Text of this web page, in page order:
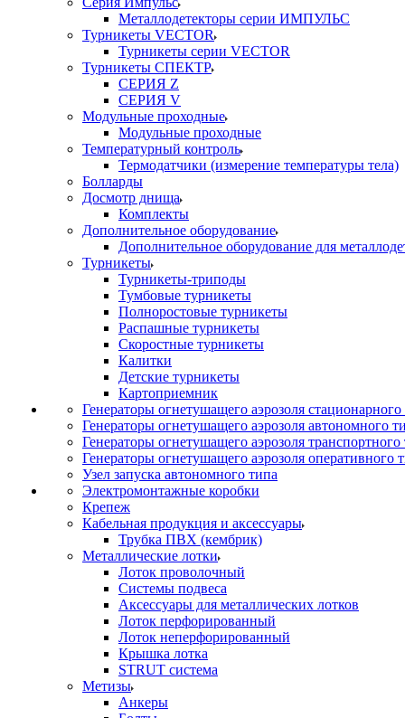
Металлодетекторы серии ИМПУЛЬС
Турникеты VECTOR
Турникеты серии VECTOR
Турникеты СПЕКТР
СЕРИЯ Z
СЕРИЯ V
Модульные проходные
Модульные проходные
Температурный контроль
Термодатчики (измерение температуры тела)
Болларды
Досмотр днища
Комплекты
Дополнительное оборудование
Дополнительное оборудование для
Турникеты
Турникеты-триподы
Тумбовые турникеты
Полноростовые турникеты
Распашные турникеты
Скоростные турникеты
Калитки
Детские турникеты
Картоприемник
Генераторы огнетушащего аэрозоля стационарного
Генераторы огнетушащего аэрозоля автономного
Генераторы огнетушащего аэрозоля транспортного
Генераторы огнетушащего аэрозоля оперативного
Узел запуска автономного типа
Электромонтажные коробки
Крепеж
Кабельная продукция и аксессуары
Трубка ПВХ (кембрик)
Металлические лотки
Лоток проволочный
Системы подвеса
Аксессуары для металлических лотков
Лоток перфорированный
Лоток неперфорированный
Крышка лотка
STRUT система
Метизы
Анкеры